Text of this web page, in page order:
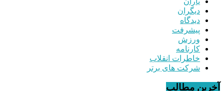
دیگران
دیدگاه
پیشرفت
ورزش
کارنامه
خاطرات انقلاب
شرکت های برتر
آخرین مطالب